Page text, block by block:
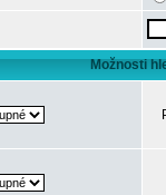
Možnosti